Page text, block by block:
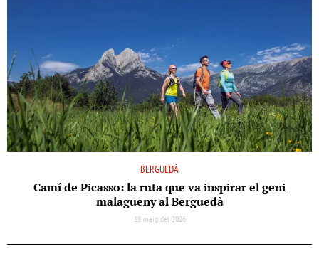
BERGUEDÀ
Camí de Picasso: la ruta que va inspirar el geni
malagueny al Berguedà
18 maig del 2026